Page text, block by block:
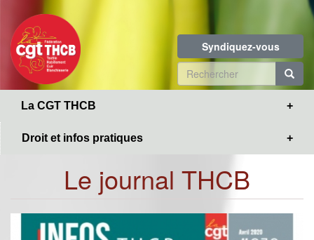
contenu
principal
Syndiquez-vous
Formulaire
de
La CGT THCB
Droit et infos pratiques
Le journal THCB